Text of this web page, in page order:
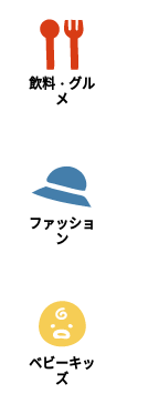
飲料・グル
メ
ファッショ
ン
ベビーキッ
ズ